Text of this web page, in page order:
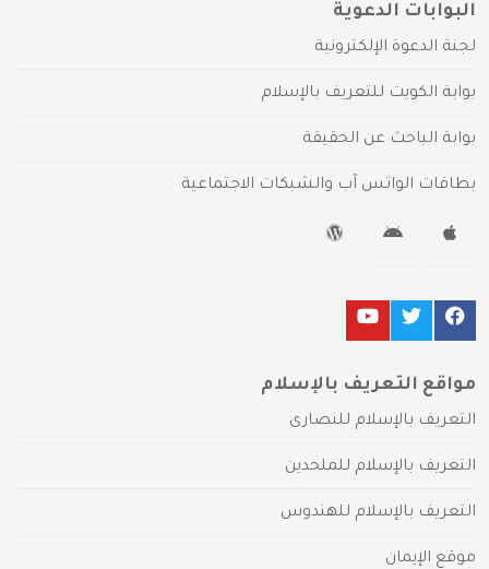
البوابات الدعوية
لجنة الدعوة الإلكترونية
بوابة الكويت للتعريف بالإسلام
بوابة الباحث عن الحقيقة
بطاقات الواتس آب والشبكات الاجتماعية
مواقع التعريف بالإسلام
التعريف بالإسلام للنصارى
التعريف بالإسلام للملحدين
التعريف بالإسلام للهندوس
موقع الإيمان